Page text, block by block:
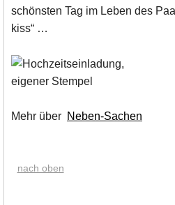
schönsten Tag im Leben des
kiss“ …
Mehr über Neben-Sachen
nach oben